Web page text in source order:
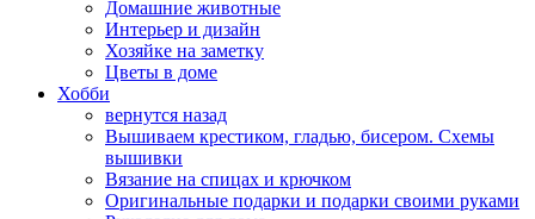
Домашние животные
Интерьер и дизайн
Хозяйке на заметку
Цветы в доме
Хобби
вернутся назад
Вышиваем крестиком, гладью, бисером. Схемы
вышивки
Вязание на спицах и крючком
Оригинальные подарки и подарки своими руками